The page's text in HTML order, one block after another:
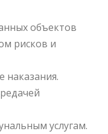
объектов
рисков и
услугам.